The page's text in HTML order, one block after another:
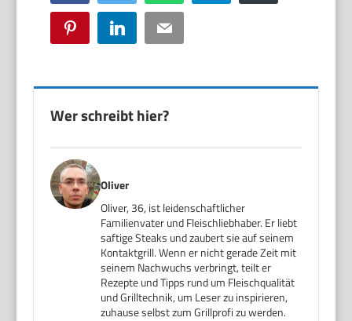
Pinterest LinkedIn Email
Wer schreibt hier?
Oliver
Oliver, 36, ist leidenschaftlicher
Familienvater und Fleischliebhaber. Er liebt
saftige Steaks und zaubert sie auf seinem
Kontaktgrill. Wenn er nicht gerade Zeit mit
seinem Nachwuchs verbringt, teilt er
Rezepte und Tipps rund um Fleischqualität
und Grilltechnik, um Leser zu inspirieren,
zuhause selbst zum Grillprofi zu werden.